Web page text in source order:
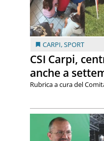
CARPI,SPORT
CSI Carpi,
anche a
Rubrica a cura del